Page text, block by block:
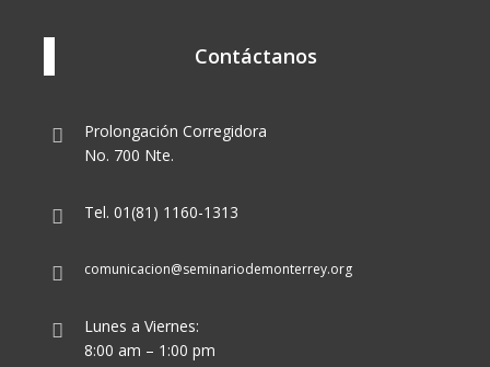
Contáctanos
Prolongación Corregidora
No. 700 Nte.
Tel. 01(81) 1160-1313
comunicacion@seminariodemonterrey.org
Lunes a Viernes:
8:00 am – 1:00 pm